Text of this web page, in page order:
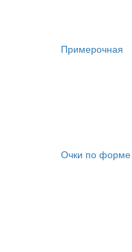
Примерочная
Очки по форме